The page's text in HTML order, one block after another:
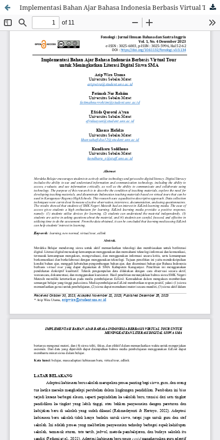
Implementasi Bahan Ajar Bahasa Indonesia Berbasis Virtual Tour untuk Meningkatkan Literasi Digital Siswa SMA